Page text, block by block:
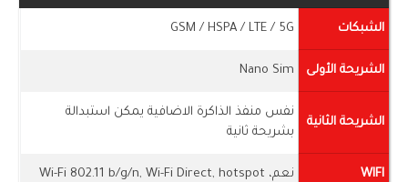
الشبكات GSM / HSPA / LTE / 5G
الشريحة الأولى Nano Sim
الشريحة الثانية
نفس منفذ الذاكرة الاضافية يمكن استبدالة
بشريحة ثانية
WIFI نعم، Wi-Fi 802.11 b/g/n, Wi-Fi Direct, hotspot